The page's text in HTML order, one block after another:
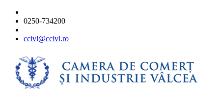
0250-734200
ccivl@ccivl.ro